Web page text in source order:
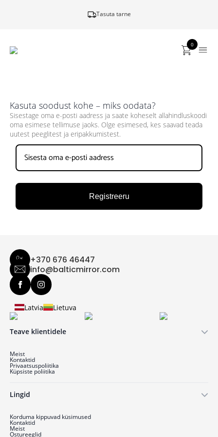
Tasuta tarne
0
Kasuta soodust kohe – miks oodata?
Sisestage oma e-posti aadress ja saate koheselt allahindluskoodi
oma esimese tellimuse jaoks. Olge esimesed, kes saavad teada
uutest peeglitest ja eripakkumistest.
Registreeru
+370 676 46447
info@balticmirror.com
Latvia Lietuva
Teave klientidele
Meist
Kontaktid
Privaatsuspoliitika
Küpsiste poliitika
Lingid
Korduma kippuvad küsimused
Kontaktid
Meist
Ostu­reeglid